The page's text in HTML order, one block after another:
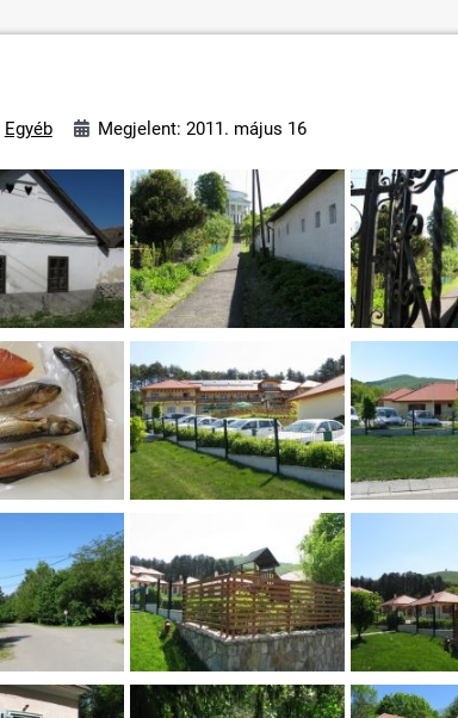
Egyéb Megjelent: 2011. május 16